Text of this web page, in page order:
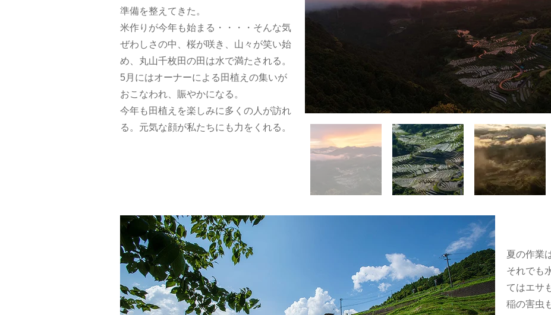
準備を整えてきた。
米作りが今年も始まる・・・・そんな気
ぜわしさの中、桜が咲き、山々が笑い始
め、丸山千枚田の田は水で満たされる。
5月にはオーナーによる田植えの集いが
おこなわれ、賑やかになる。
今年も田植えを楽しみに多くの人が訪れ
る。元気な顔が私たちにも力をくれる。
夏の作業
それでも
てはエサ
稲の害虫